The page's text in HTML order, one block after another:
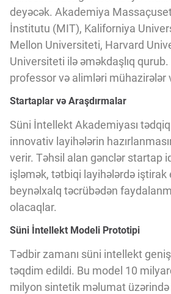
deyəcək. Akademiya
İnstitutu (MIT), Kaliforniya
Mellon Universiteti, Harvard
Universiteti ilə əməkdaşlıq
professor və alimləri mühazirələr
Startaplar və Araşdırmalar
Süni İntellekt Akademiyası
innovativ layihələrin
verir. Təhsil alan gənclər startap
işləmək, tətbiqi layihələrdə iştirak
beynəlxalq təcrübədən
olacaqlar.
Süni İntellekt Modeli Prototipi
Tədbir zamanı süni intellekt
təqdim edildi. Bu model 10
milyon sintetik məlumat üzərində